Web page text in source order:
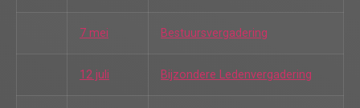
7 mei Bestuursvergadering
12 juli Bijzondere Ledenvergadering